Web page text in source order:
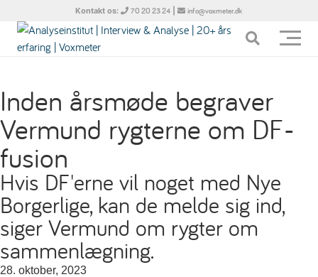
Kontakt os: 70 20 23 24 | info@voxmeter.dk
Inden årsmøde begraver
Vermund rygterne om DF-
fusion
Hvis DF'erne vil noget med Nye
Borgerlige, kan de melde sig ind,
siger Vermund om rygter om
sammenlægning.
28. oktober, 2023